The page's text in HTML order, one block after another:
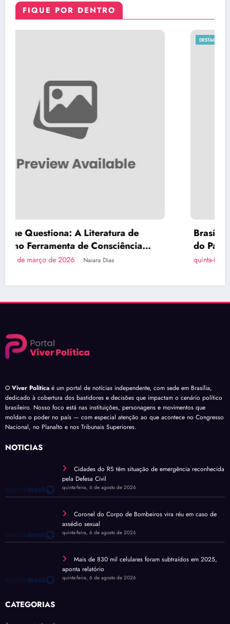
FIQUE POR DENTRO
Brasília Inova com a Primeira Rota Turística
do País em Ônibus a Hidrogênio Verde
quinta-feira, 26 de março de 2026
O Viver Política é um portal de notícias independente, com sede em Brasília,
dedicado à cobertura dos bastidores e decisões que impactam o cenário político
brasileiro. Nosso foco está nas instituições, personagens e movimentos que
moldam o poder no país — com especial atenção ao que acontece no Congresso
Nacional, no Planalto e nos Tribunais Superiores.
NOTÍCIAS
Cidades do RS têm situação de emergência reconhecida
pela Defesa Civil
quinta-feira, 6 de agosto de 2026
Coronel do Corpo de Bombeiros vira réu em caso de
assédio sexual
quinta-feira, 6 de agosto de 2026
Mais de 830 mil celulares foram subtraídos em 2025,
aponta relatório
quinta-feira, 6 de agosto de 2026
CATEGORIAS